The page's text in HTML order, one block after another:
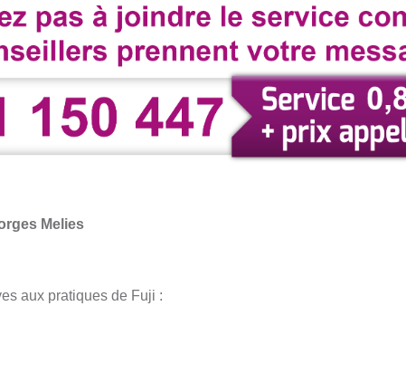
Melies
aux pratiques de Fuji :